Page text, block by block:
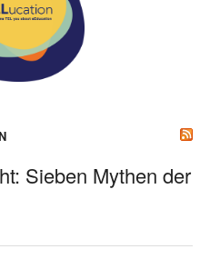
Sieben Mythen der